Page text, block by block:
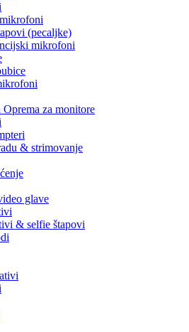
(pecaljke)
mikrofoni
Oprema za monitore
& strimovanje
glave
& selfie štapovi